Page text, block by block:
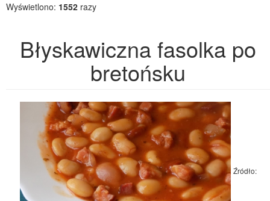
Wyświetlono: 1552 razy
Błyskawiczna fasolka po
bretońsku
Źródło: